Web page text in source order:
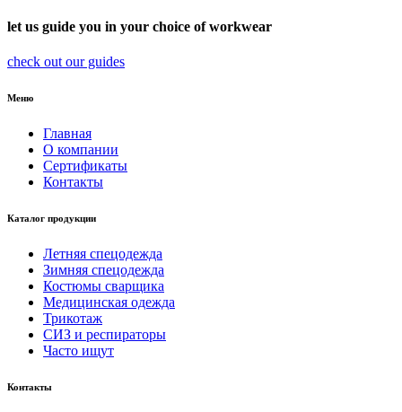
let us guide you in your choice of workwear
check out our guides
Меню
Главная
О компании
Сертификаты
Контакты
Каталог продукции
Летняя спецодежда
Зимняя спецодежда
Костюмы сварщика
Медицинская одежда
Трикотаж
СИЗ и респираторы
Часто ищут
Контакты